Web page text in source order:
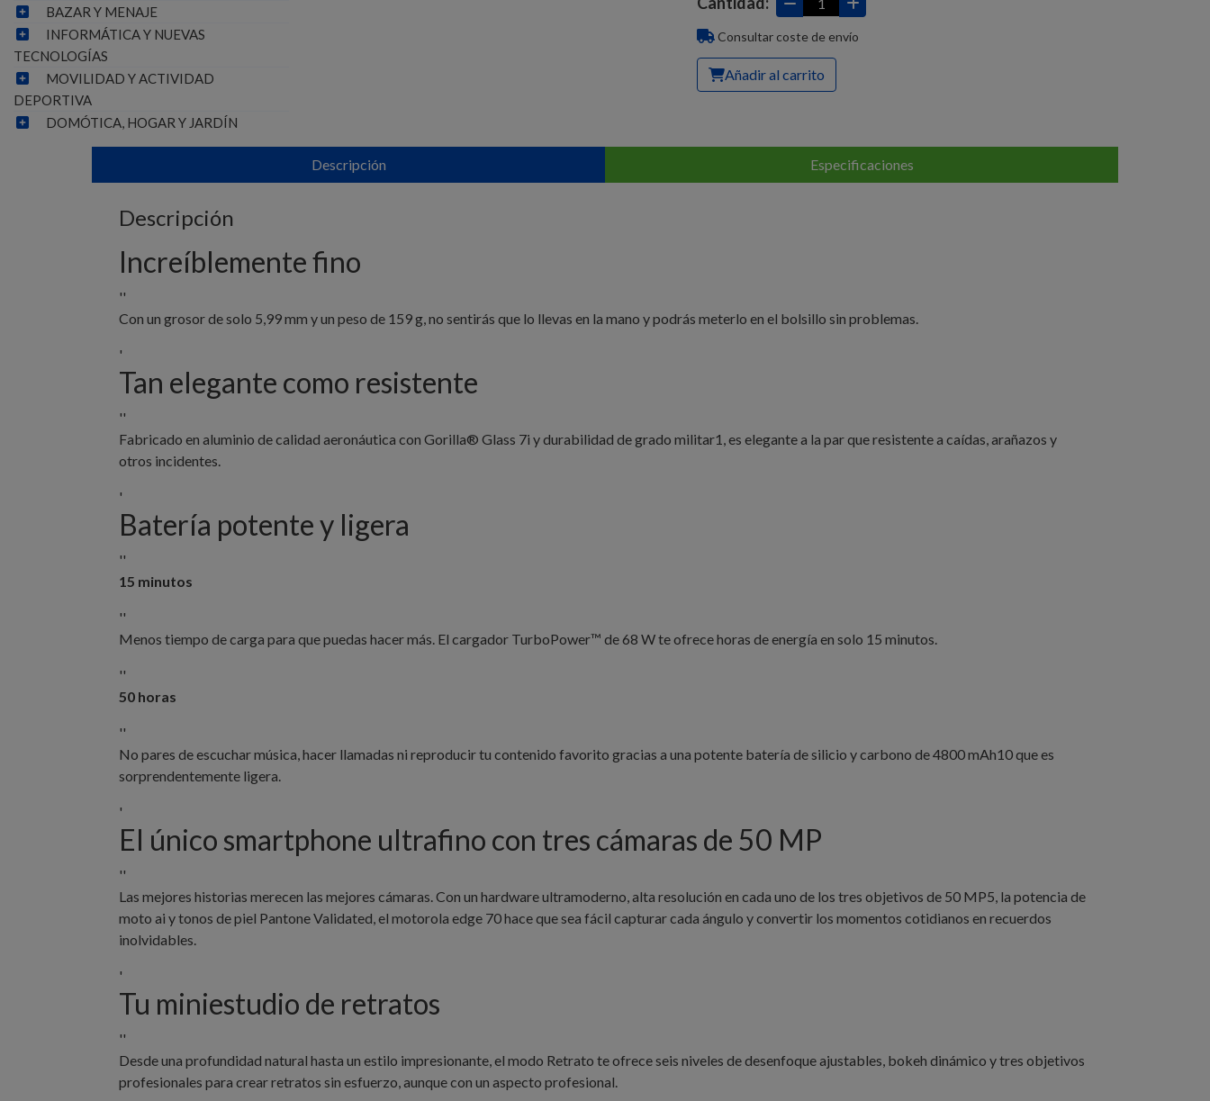
BAZAR Y MENAJE
INFORMÁTICA Y NUEVAS
TECNOLOGÍAS
MOVILIDAD Y ACTIVIDAD
DEPORTIVA
DOMÓTICA, HOGAR Y JARDÍN
Consultar coste de envío
Añadir al carrito
Descripción Especificaciones
Descripción
Increíblemente fino
''
Con un grosor de solo 5,99 mm y un peso de 159 g, no sentirás que lo llevas en la mano y podrás meterlo en el bolsillo sin problemas.
'
Tan elegante como resistente
''
Fabricado en aluminio de calidad aeronáutica con Gorilla® Glass 7i y durabilidad de grado militar1, es elegante a la par que resistente a caídas, arañazos y
otros incidentes.
'
Batería potente y ligera
''
15 minutos
''
Menos tiempo de carga para que puedas hacer más. El cargador TurboPower™ de 68 W te ofrece horas de energía en solo 15 minutos.
''
50 horas
''
No pares de escuchar música, hacer llamadas ni reproducir tu contenido favorito gracias a una potente batería de silicio y carbono de 4800 mAh10 que es
sorprendentemente ligera.
'
El único smartphone ultrafino con tres cámaras de 50 MP
''
Las mejores historias merecen las mejores cámaras. Con un hardware ultramoderno, alta resolución en cada uno de los tres objetivos de 50 MP5, la potencia de
moto ai y tonos de piel Pantone Validated, el motorola edge 70 hace que sea fácil capturar cada ángulo y convertir los momentos cotidianos en recuerdos
inolvidables.
'
Tu miniestudio de retratos
''
Desde una profundidad natural hasta un estilo impresionante, el modo Retrato te ofrece seis niveles de desenfoque ajustables, bokeh dinámico y tres objetivos
profesionales para crear retratos sin esfuerzo, aunque con un aspecto profesional.